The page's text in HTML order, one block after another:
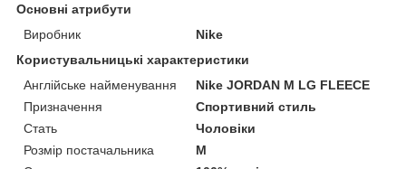
Основні атрибути
Виробник
Nike
Користувальницькі характеристики
Англійське найменування
Nike JORDAN M LG FLEECE
Призначення
Спортивний стиль
Стать
Чоловіки
Розмір постачальника
M